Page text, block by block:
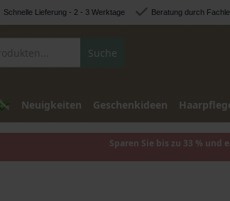
Schnelle Lieferung - 2 - 3 Werktage Beratung durch
Suche
Neuigkeiten Geschenkideen
Sparen Sie bis zu 33 % und